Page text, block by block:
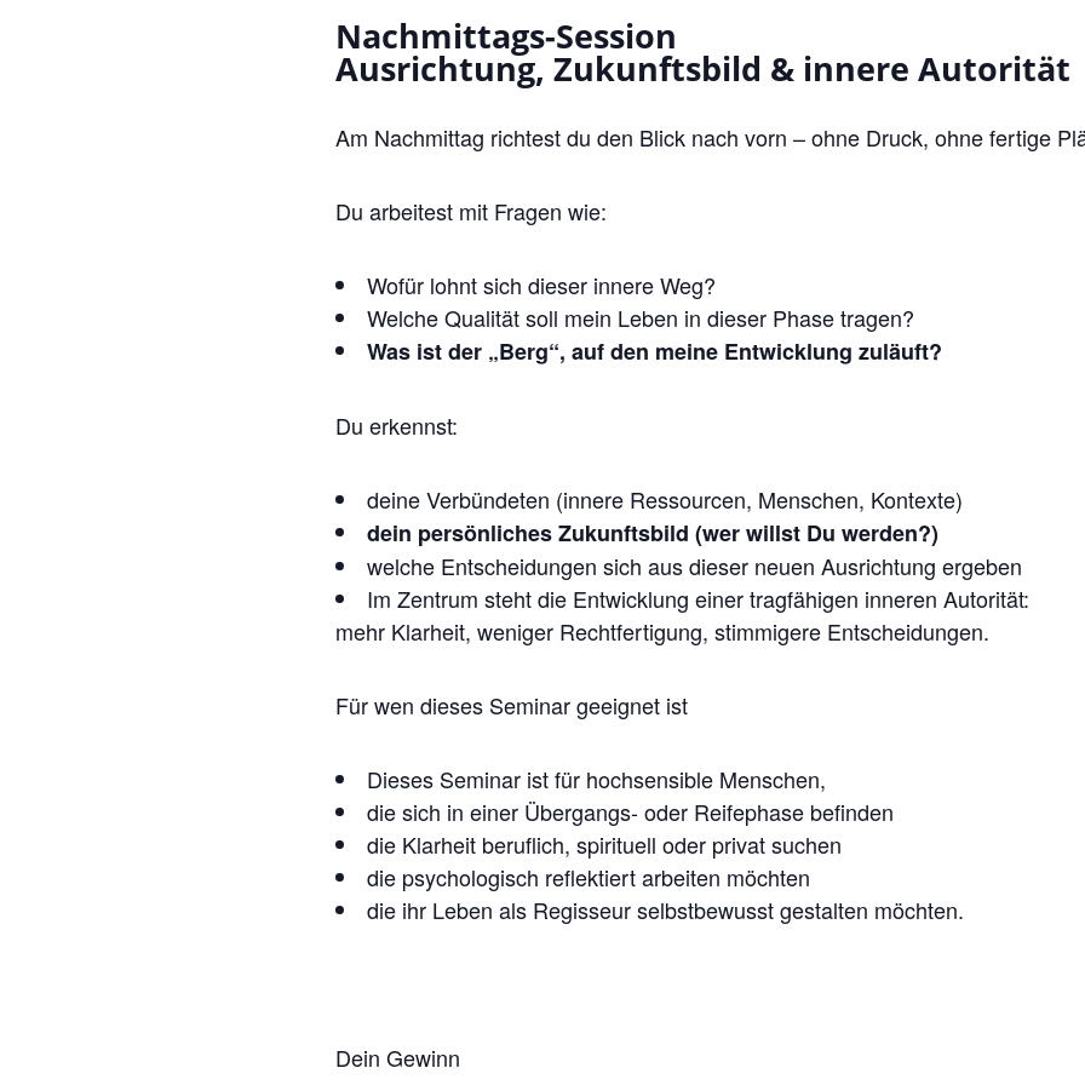
Nachmittags-Session
Ausrichtung, Zukunftsbild & innere Autorität
Am Nachmittag richtest du den Blick nach vorn – ohne Druck, ohne fertige
Du arbeitest mit Fragen wie:
Wofür lohnt sich dieser innere Weg?
Welche Qualität soll mein Leben in dieser Phase tragen?
Was ist der „Berg“, auf den meine Entwicklung zuläuft?
Du erkennst:
deine Verbündeten (innere Ressourcen, Menschen, Kontexte)
dein persönliches Zukunftsbild (wer willst Du werden?)
welche Entscheidungen sich aus dieser neuen Ausrichtung ergeben
Im Zentrum steht die Entwicklung einer tragfähigen inneren Autorität:
mehr Klarheit, weniger Rechtfertigung, stimmigere Entscheidungen.
Für wen dieses Seminar geeignet ist
Dieses Seminar ist für hochsensible Menschen,
die sich in einer Übergangs- oder Reifephase befinden
die Klarheit beruflich, spirituell oder privat suchen
die psychologisch reflektiert arbeiten möchten
die ihr Leben als Regisseur selbstbewusst gestalten möchten.
Dein Gewinn